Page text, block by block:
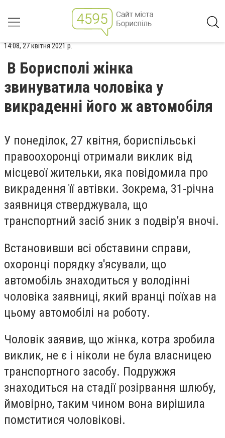
14:08, 27 квітня 2021 р.
В Борисполі жінка
звинуватила чоловіка у
викраденні його ж автомобіля
У понеділок, 27 квітня, бориспільські
правоохоронці отримали виклик від
місцевої жительки, яка повідомила про
викрадення її автівки. Зокрема, 31-річна
заявниця стверджувала, що
транспортний засіб зник з подвір’я вночі.
Встановивши всі обставини справи,
охоронці порядку з'ясували, що
автомобіль знаходиться у володінні
чоловіка заявниці, який вранці поїхав на
цьому автомобілі на роботу.
Чоловік заявив, що жінка, котра зробила
виклик, не є і ніколи не була власницею
транспортного засобу. Подружжя
знаходиться на стадії розірвання шлюбу,
ймовірно, таким чином вона вирішила
помститися чоловікові.